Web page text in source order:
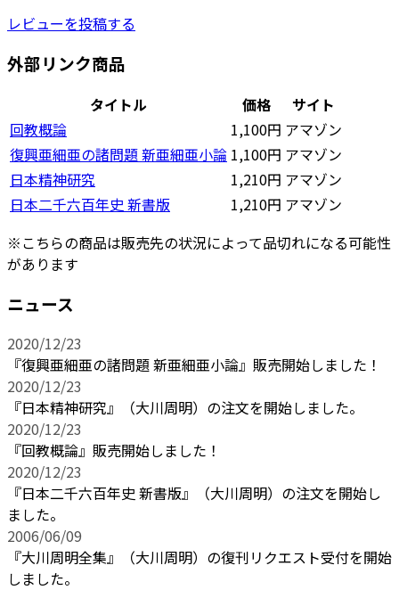
レビューを投稿する
外部リンク商品
タイトル 価格
サイト
回教概論
1,100円 アマゾン
復興亜細亜の諸問題 新亜細亜小論 1,100円 アマゾン
日本精神研究
1,210円 アマゾン
日本二千六百年史 新書版
1,210円 アマゾン
※こちらの商品は販売先の状況によって品切れになる可能性
があります
ニュース
2020/12/23
『復興亜細亜の諸問題 新亜細亜小論』販売開始しました！
2020/12/23
『日本精神研究』（大川周明）の注文を開始しました。
2020/12/23
『回教概論』販売開始しました！
2020/12/23
『日本二千六百年史 新書版』（大川周明）の注文を開始し
ました。
2006/06/09
『大川周明全集』（大川周明）の復刊リクエスト受付を開始
しました。